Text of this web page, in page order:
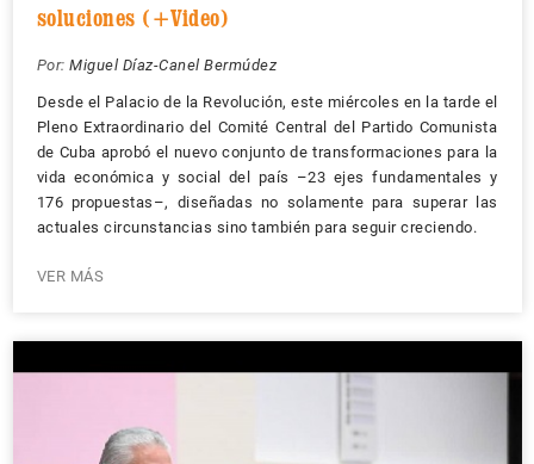
soluciones (+Video)
Por: Miguel Díaz-Canel Bermúdez
Desde el Palacio de la Revolución, este miércoles en la tarde el
Pleno Extraordinario del Comité Central del Partido Comunista
de Cuba aprobó el nuevo conjunto de transformaciones para la
vida económica y social del país –23 ejes fundamentales y
176 propuestas–, diseñadas no solamente para superar las
actuales circunstancias sino también para seguir creciendo.
VER MÁS